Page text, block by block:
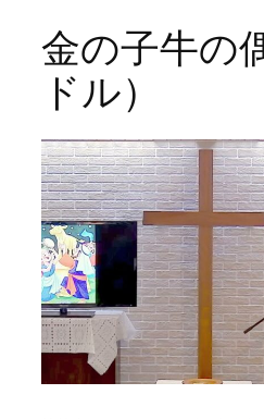
金の子牛の
ドル）